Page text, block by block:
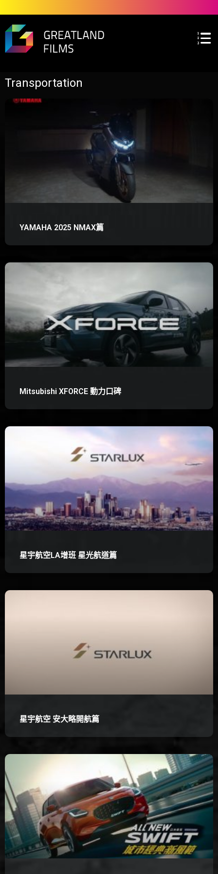
Transportation
YAMAHA 2025 NMAX篇
Mitsubishi XFORCE 動力口碑
星宇航空LA增班 星光航道篇
星宇航空 安大略開航篇